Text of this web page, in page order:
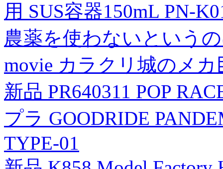
用 SUS容器150mL PN-
農薬を使わないという
movie カラクリ城のメカ
新品 PR640311 POP
プラ GOODRIDE
TYPE-01